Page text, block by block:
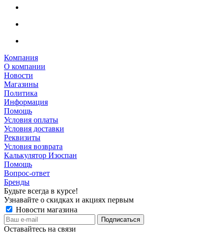
Компания
О компании
Новости
Магазины
Политика
Информация
Помощь
Условия оплаты
Условия доставки
Реквизиты
Условия возврата
Калькулятор Изоспан
Помощь
Вопрос-ответ
Бренды
Будьте всегда в курсе!
Узнавайте о скидках и акциях первым
Новости магазина
Оставайтесь на связи